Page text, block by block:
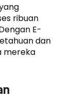
ribuan
E-
dan
mereka